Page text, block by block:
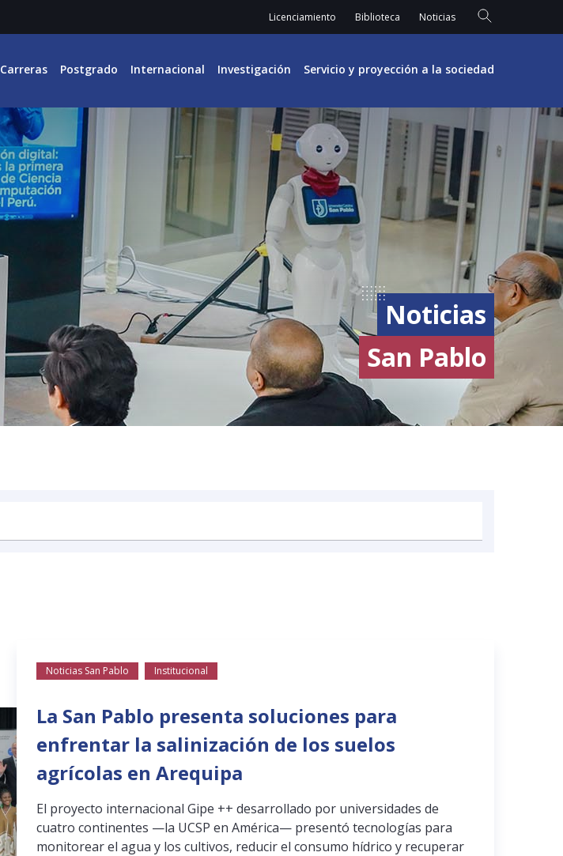
Licenciamiento Biblioteca Noticias
Carreras Postgrado Internacional Investigación Servicio y proyección a la sociedad
Noticias
San Pablo
Noticias San Pablo Institucional
La San Pablo presenta soluciones para
enfrentar la salinización de los suelos
agrícolas en Arequipa
El proyecto internacional Gipe ++ desarrollado por universidades de
cuatro continentes —la UCSP en América— presentó tecnologías para
monitorear el agua y los cultivos, reducir el consumo hídrico y recuperar